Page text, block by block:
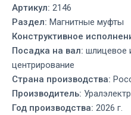
Артикул: 2146
Раздел: Магнитные муфты
Конструктивное
Посадка на вал: шлицевое
центрирование
Страна производства:
Производитель:
Год производства: 2026 г.